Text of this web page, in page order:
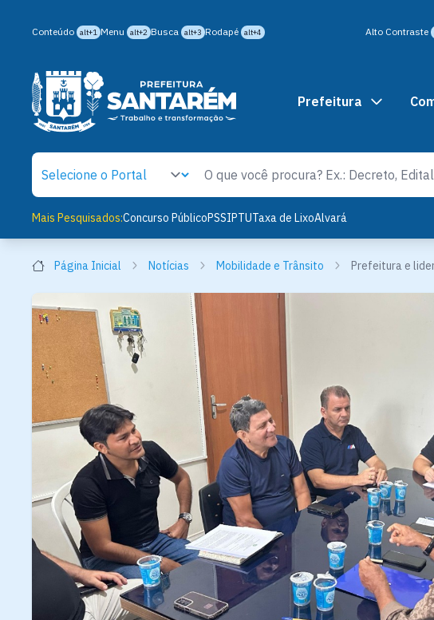
Conteúdo alt+1 Menu alt+2 Busca alt+3 Rodapé alt+4 Alto Contraste
Prefeitura
Mais Pesquisados:Concurso PúblicoPSSIPTUTaxa de LixoAlvará
Página Inicial Notícias Mobilidade e Trânsito Prefeitura e